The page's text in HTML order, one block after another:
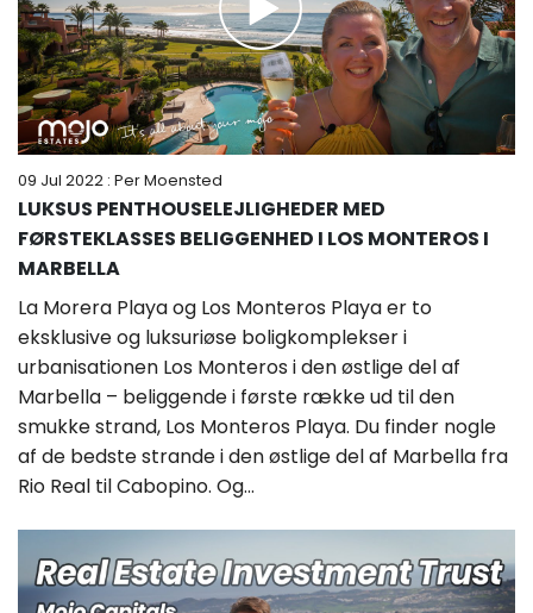
09 Jul 2022 : Per Moensted
LUKSUS PENTHOUSELEJLIGHEDER MED
FØRSTEKLASSES BELIGGENHED I LOS MONTEROS I
MARBELLA
La Morera Playa og Los Monteros Playa er to
eksklusive og luksuriøse boligkomplekser i
urbanisationen Los Monteros i den østlige del af
Marbella – beliggende i første række ud til den
smukke strand, Los Monteros Playa. Du finder nogle
af de bedste strande i den østlige del af Marbella fra
Rio Real til Cabopino. Og...